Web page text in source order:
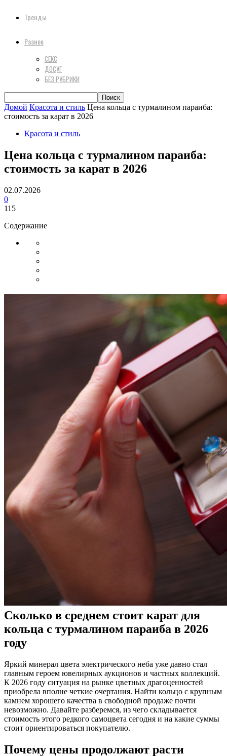
Тренды
Разное
СЕКС
ДОСУГ
БЕЗ РУБРИКИ
Домой Красота и стиль Цена кольца с турмалином параиба:
стоимость за карат в 2026
Красота и стиль
Цена кольца с турмалином параиба:
стоимость за карат в 2026
02.07.2026
0
115
Содержание
Сколько в среднем стоит карат для
кольца с турмалином параиба в 2026
году
Яркий минерал цвета электрического неба уже давно стал
главным героем ювелирных аукционов и частных коллекций.
К 2026 году ситуация на рынке цветных драгоценностей
приобрела вполне четкие очертания. Найти кольцо с крупным
камнем хорошего качества в свободной продаже почти
невозможно. Давайте разберемся, из чего складывается
стоимость этого редкого самоцвета сегодня и на какие суммы
стоит ориентироваться покупателю.
Почему цены продолжают расти